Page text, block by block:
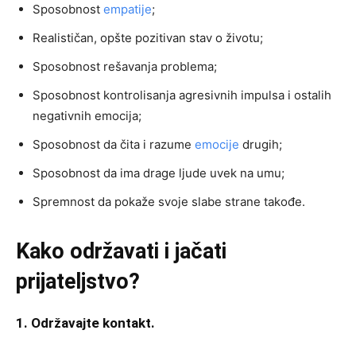
Sposobnost empatije;
Realističan, opšte pozitivan stav o životu;
Sposobnost rešavanja problema;
Sposobnost kontrolisanja agresivnih impulsa i ostalih
negativnih emocija;
Sposobnost da čita i razume emocije drugih;
Sposobnost da ima drage ljude uvek na umu;
Spremnost da pokaže svoje slabe strane takođe.
Kako održavati i jačati
prijateljstvo?
1. Održavajte kontakt.